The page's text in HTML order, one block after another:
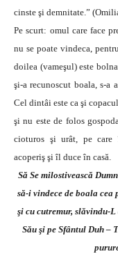
cinste şi demnitate.”
Pe scurt: omul care face
nu se poate vindeca,
doilea (vameşul) este
şi-a recunoscut boala, s-a
Cel dintâi este ca şi
şi nu este de folos
cioturos şi urât, pe care
acoperiş şi îl duce în casă.
Să Se milostivească
să-i vindece de boala
şi cu cutremur, slăvindu-
Său şi pe Sfântul Duh –